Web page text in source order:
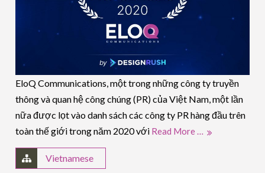
EloQ Communications, một trong những công ty truyền
thông và quan hệ công chúng (PR) của Việt Nam, một lần
nữa được lọt vào danh sách các công ty PR hàng đầu trên
toàn thế giới trong năm 2020 với Read More …
Vietnamese